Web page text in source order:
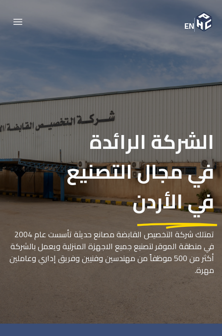
EN
الشركة الرائدة
في مجال التصنيع
في الأردن
تمتلك شركة التخصيص القابضة مصانع حديثة تأسست عام 2004
في منطقة الموقر لتصنيع جميع الاجهزة المنزلية ويعمل بالشركة
أكثر من 500 موظفاً من مهندسين وفنيين وفريق إداري وعاملين
مهرة.